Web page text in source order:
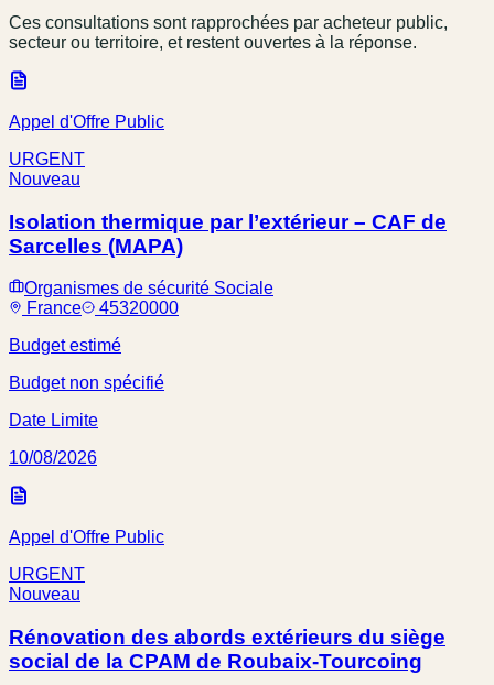
Ces consultations sont rapprochées par acheteur public,
secteur ou territoire, et restent ouvertes à la réponse.
Appel d'Offre Public
URGENT
Nouveau
Isolation thermique par l’extérieur – CAF de
Sarcelles (MAPA)
Organismes de sécurité Sociale
France
45320000
Budget estimé
Budget non spécifié
Date Limite
10/08/2026
Appel d'Offre Public
URGENT
Nouveau
Rénovation des abords extérieurs du siège
social de la CPAM de Roubaix-Tourcoing